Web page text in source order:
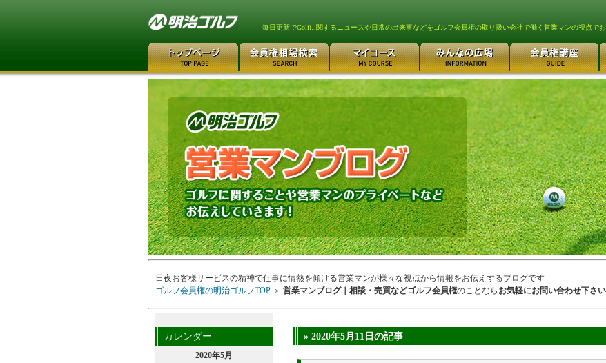
毎日更新でGolfに関するニュースや日常の出来事などをゴルフ会員権の取り扱い会社で働く営業マンの視点でお
日夜お客様サービスの精神で仕事に情熱を傾ける営業マンが様々な視点から情報をお伝えするブログです
ゴルフ会員権の明治ゴルフTOP ＞ 営業マンブログ｜相談・売買などゴルフ会員権のことなら お気軽にお問い合わせ下さい
» 2020年5月11日の記事
カレンダー
2020年5月